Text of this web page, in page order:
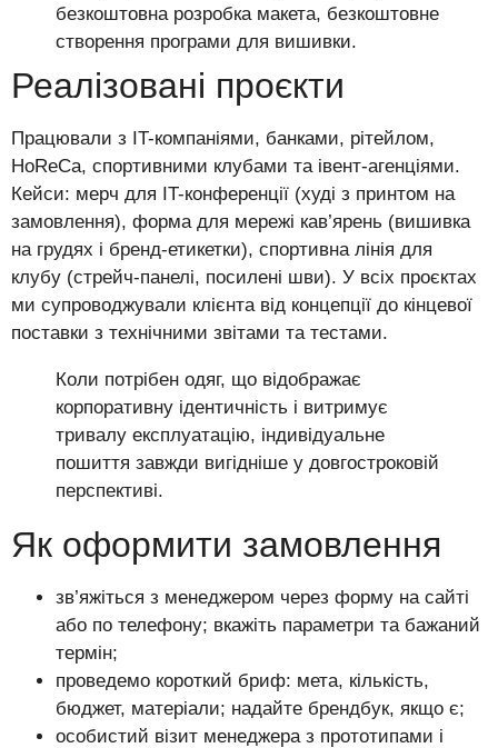
безкоштовна розробка макета, безкоштовне
створення програми для вишивки.
Реалізовані проєкти
Працювали з IT-компаніями, банками, рітейлом,
HoReCa, спортивними клубами та івент-агенціями.
Кейси: мерч для IT-конференції (худі з принтом на
замовлення), форма для мережі кав’ярень (вишивка
на грудях і бренд-етикетки), спортивна лінія для
клубу (стрейч-панелі, посилені шви). У всіх проєктах
ми супроводжували клієнта від концепції до кінцевої
поставки з технічними звітами та тестами.
Коли потрібен одяг, що відображає
корпоративну ідентичність і витримує
тривалу експлуатацію, індивідуальне
пошиття завжди вигідніше у довгостроковій
перспективі.
Як оформити замовлення
зв’яжіться з менеджером через форму на сайті
або по телефону; вкажіть параметри та бажаний
термін;
проведемо короткий бриф: мета, кількість,
бюджет, матеріали; надайте брендбук, якщо є;
особистий візит менеджера з прототипами і